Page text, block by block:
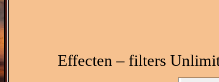
Effecten – filters